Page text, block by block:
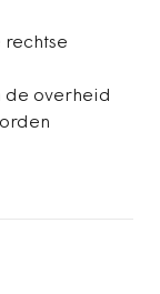
de overheid